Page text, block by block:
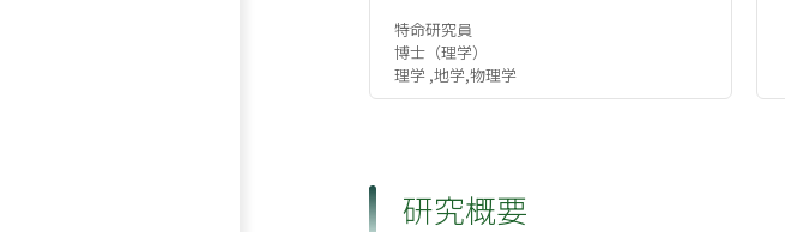
特命研究員
博士（理学）
理学 ,地学,物理学
研究概要